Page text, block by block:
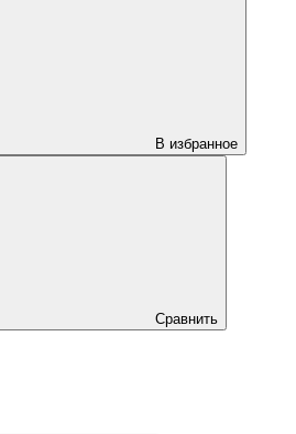
В избранное
Сравнить